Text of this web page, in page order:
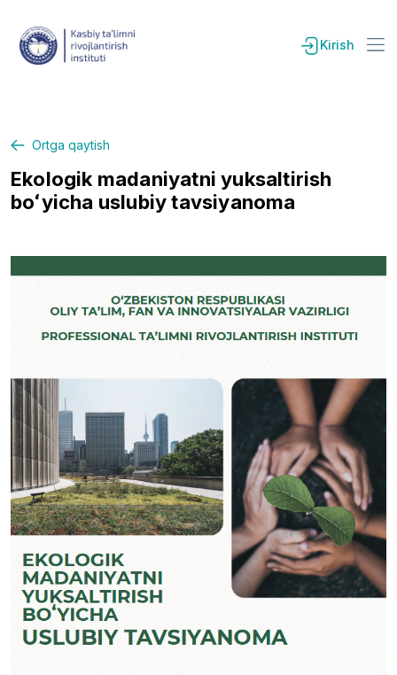
Kirish
Ortga qaytish
Ekologik madaniyatni yuksaltirish
boʻyicha uslubiy tavsiyanoma